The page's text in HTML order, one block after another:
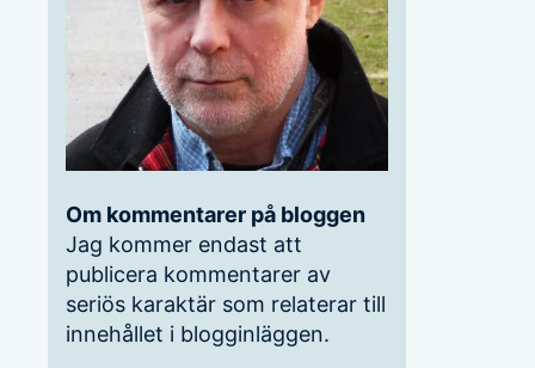
Om kommentarer på bloggen
Jag kommer endast att
publicera kommentarer av
seriös karaktär som relaterar till
innehållet i blogginläggen.